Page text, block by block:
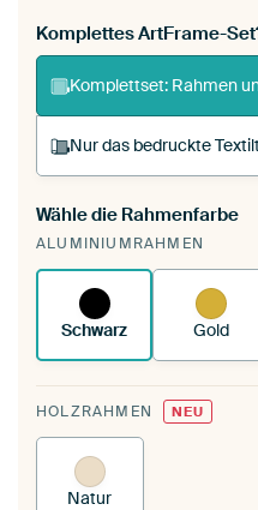
Komplettes ArtFrame-
Komplettset: Rahmen
Nur das bedruckte
Du spannst einen
deinen
funktioniert es.
Wähle die Rahmenfarbe
ALUMINIUMRAHMEN
Schwarz Gold
HOLZRAHMEN NEU
Natur